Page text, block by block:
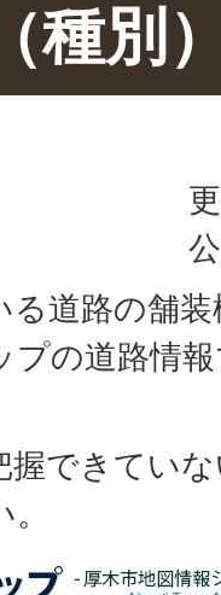
種別
る道路の舗
プの道路情
握できてい